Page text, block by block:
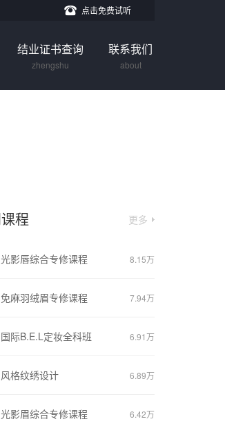
点击免费试听
结业证书查询
zhengshu
联系我们
about
更多
程
8.15万
光影唇综合专修课程
7.94万
免麻羽绒眉专修课程
6.91万
国际B.E.L定妆全科班
6.89万
风格纹绣设计
6.42万
光影眉综合专修课程